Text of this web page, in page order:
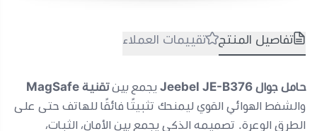
تفاصيل المنتج تقييمات العملاء
حامل جوال Jeebel JE-B376 يجمع بينتقنية MagSafe
والشفط الهوائي القوي ليمنحك تثبيتًا فائقًا للهاتف حتى على
الطرق الوعرة. تصميمه الذكي يجمع بين الأمان، الثبات،